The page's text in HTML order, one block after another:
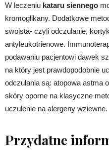
W leczeniu kataru siennego
kromoglikany. Dodatkowe
swoista- czyli odczulanie,
antyleukotrienowe.
podawaniu pacjentowi dawek
na który jest prawdopodobnie
odczulania są: atopowa astma
skóry oporne na klasyczne
uczulenie na alergeny wziewne.
Przydatne